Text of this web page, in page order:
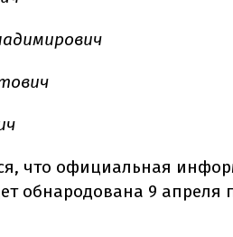
что официальная
обнародована 9 апреля